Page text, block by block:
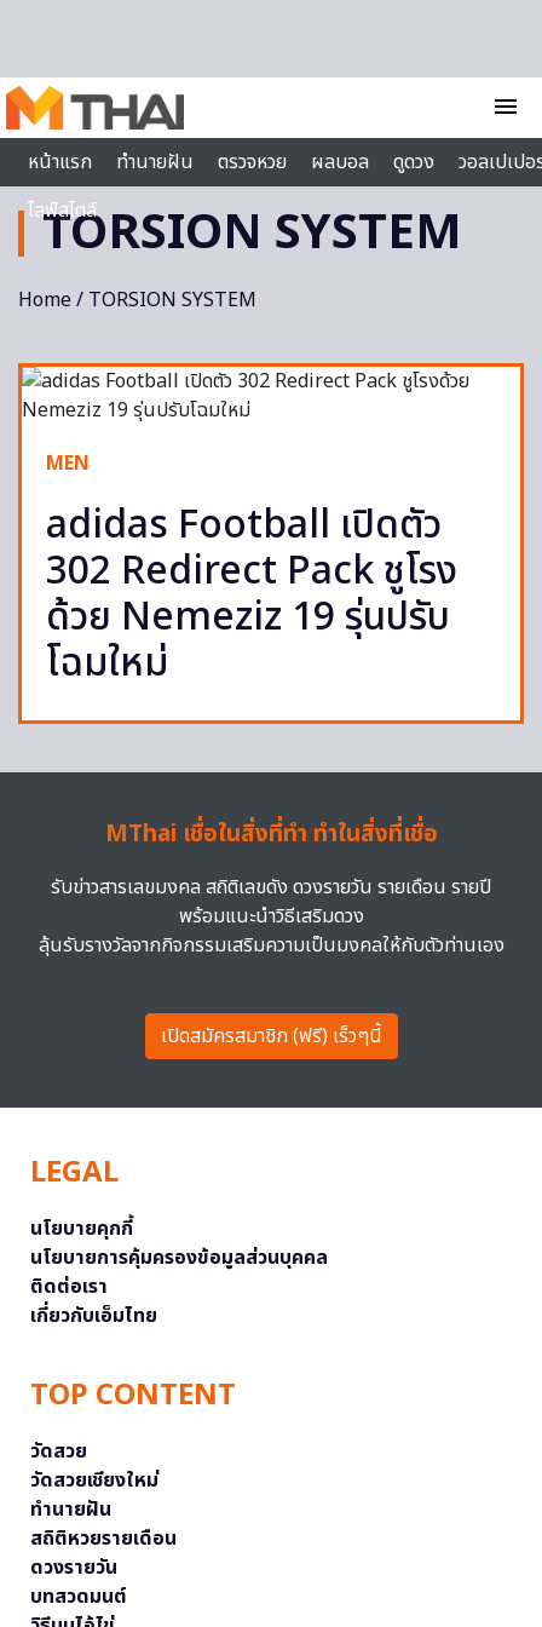
menu
หน้าแรก
ทำนายฝัน ตรวจหวย ผลบอล ดูดวง
วอลเปเป
ไลฟ์สไตล์
TORSION SYSTEM
Home/ TORSION SYSTEM
MEN
adidas Football เปิดตัว
302 Redirect Pack ชูโรง
ด้วย Nemeziz 19 รุ่นปรับ
โฉมใหม่
MThai เชื่อในสิ่งที่ทำ ทำในสิ่งที่เชื่อ
รับข่าวสารเลขมงคล สถิติเลขดัง ดวงรายวัน รายเดือน รายปี
พร้อมแนะนำวิธีเสริมดวง
ลุ้นรับรางวัลจากกิจกรรมเสริมความเป็นมงคลให้กับตัวท่านเอง
เปิดสมัครสมาชิก (ฟรี) เร็วๆนี้
LEGAL
นโยบายคุกกี้
นโยบายการคุ้มครองข้อมูลส่วนบุคคล
ติดต่อเรา
เกี่ยวกับเอ็มไทย
TOP CONTENT
วัดสวย
วัดสวยเชียงใหม่
ทำนายฝัน
สถิติหวยรายเดือน
ดวงรายวัน
บทสวดมนต์